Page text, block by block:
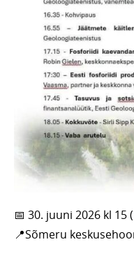
📅 30. juuni 2026 kl 15 (
📍Sõmeru